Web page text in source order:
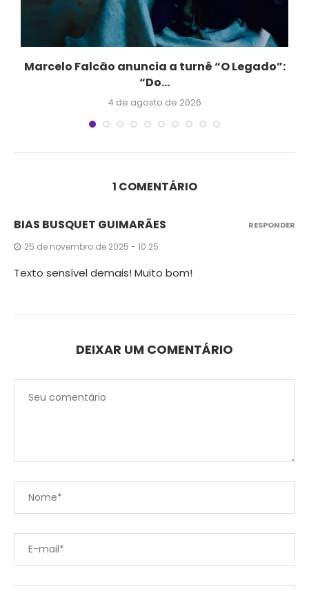
Marcelo Falcão anuncia a turnê “O Legado”:
“Do...
4 de agosto de 2026
1 COMENTÁRIO
BIAS BUSQUET GUIMARÃES
25 de novembro de 2025 - 10:25
Texto sensível demais! Muito bom!
RESPONDER
DEIXAR UM COMENTÁRIO